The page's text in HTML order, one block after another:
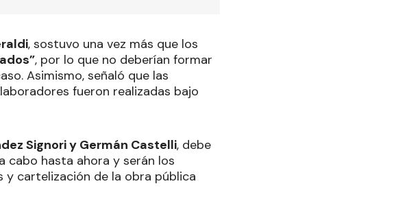
, sostuvo una vez más que los
, por lo que no deberían formar
Asimismo, señaló que las
fueron realizadas bajo
Signori y Germán Castelli, debe
cabo hasta ahora y serán los
cartelización de la obra pública